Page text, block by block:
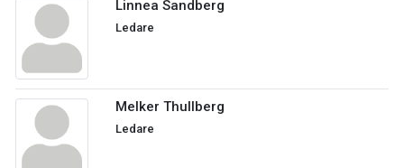
Linnea Sandberg
Ledare
Melker Thullberg
Ledare